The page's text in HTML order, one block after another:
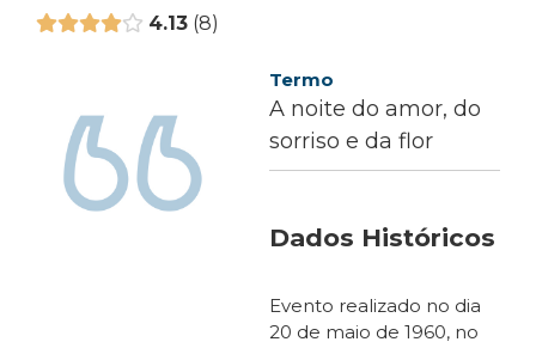
4.13 8
Termo
A noite do amor, do
sorriso e da flor
Dados Históricos e
Evento realizado no dia
20 de maio de 1960, no